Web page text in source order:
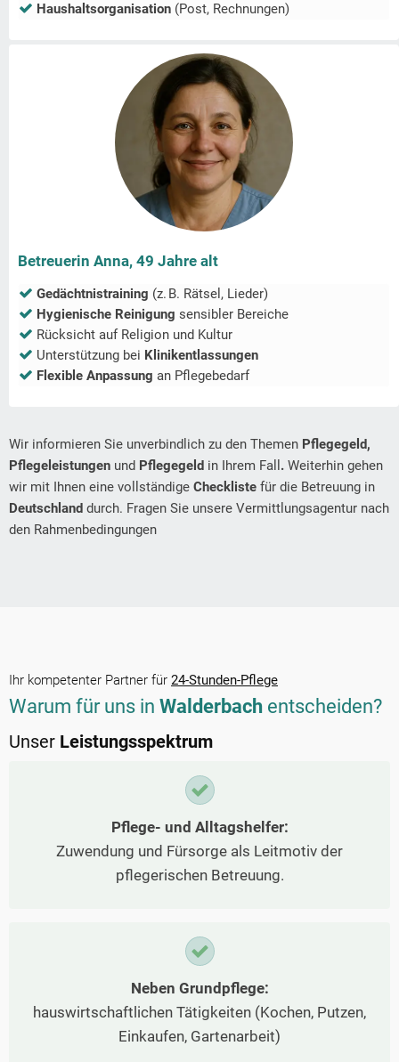
Haushaltsorganisation (Post, Rechnungen)
Betreuerin Anna, 49 Jahre alt
Gedächtnistraining (z. B. Rätsel, Lieder)
Hygienische Reinigung sensibler Bereiche
Rücksicht auf Religion und Kultur
Unterstützung bei Klinikentlassungen
Flexible Anpassung an Pflegebedarf
Wir informieren Sie unverbindlich zu den Themen Pflegegeld,
Pflegeleistungen und Pflegegeld in Ihrem Fall . Weiterhin gehen
wir mit Ihnen eine vollständige Checkliste für die Betreuung in
Deutschland durch. Fragen Sie unsere Vermittlungsagentur nach
den Rahmenbedingungen
Ihr kompetenter Partner für 24-Stunden-Pflege
Warum für uns in Walderbach entscheiden?
Unser Leistungsspektrum
Pflege- und Alltagshelfer:
Zuwendung und Fürsorge als Leitmotiv der
pflegerischen Betreuung.
Neben Grundpflege:
hauswirtschaftlichen Tätigkeiten (Kochen, Putzen,
Einkaufen, Gartenarbeit)